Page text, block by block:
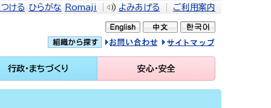
ける ひらがな Romaji よみあげる ご利用案内
問い合せ イトマップ
行政・まちづくり 安心・安全